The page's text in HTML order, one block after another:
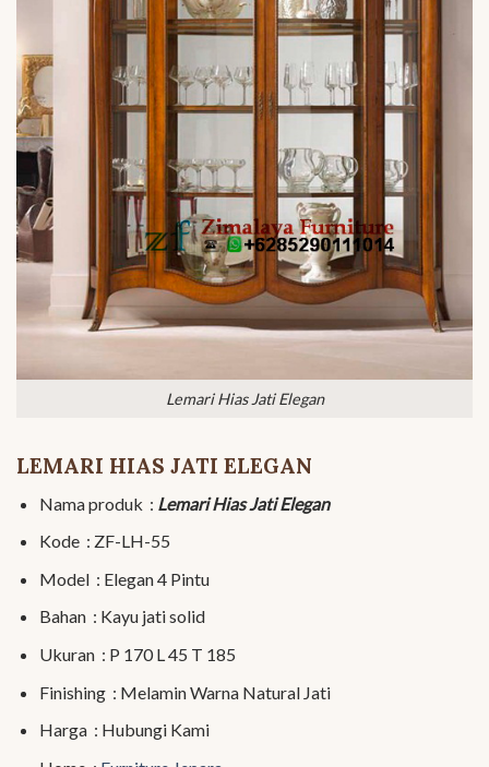
Lemari Hias Jati Elegan
LEMARI HIAS JATI ELEGAN
Nama produk : Lemari Hias Jati Elegan
Kode : ZF-LH-55
Model : Elegan 4 Pintu
Bahan : Kayu jati solid
Ukuran : P 170 L 45 T 185
Finishing : Melamin Warna Natural Jati
Harga : Hubungi Kami